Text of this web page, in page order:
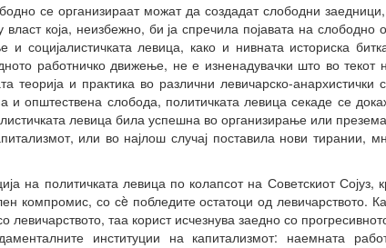
се организираат можат да создадат слободни
која, неизбежно, би ја спречила појавата на слободно
социјалистичката левица, како и нивната историска
работничко движење, не е изненадувачки што во текот
теорија и практика во различни левичарско-анархистички
општествена слобода, политичката левица секаде се
левица била успешна во организирање или
или во најлош случај поставила нови тирании,
на политичката левица по колапсот на Советскиот Сојуз,
компромис, со сè побледите остатоци од левичарството.
таа корист исчезнува заедно со
институции на капитализмот: наемната